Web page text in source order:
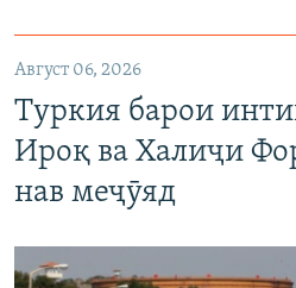
Август 06, 2026
Туркия барои
Ироқ ва Халиҷи
нав меҷӯяд